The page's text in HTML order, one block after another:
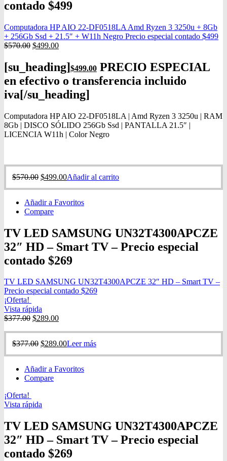
contado $499
Computadora HP AIO 22-DF0518LA Amd Ryzen 3 3250u + 8Gb
+ 256Gb Ssd + 21.5″ + W11h Negro Precio especial contado $499
$570.00 $499.00
[su_heading]$499.00 PRECIO ESPECIAL
en efectivo o transferencia incluido
iva[/su_heading]
Computadora HP AIO 22-DF0518LA | Amd Ryzen 3 3250u | RAM
8Gb | DISCO SÓLIDO 256Gb Ssd | PANTALLA 21.5″ |
LICENCIA W11h | Color Negro
$570.00 $499.00Añadir al carrito
Añadir a Favoritos
Compare
TV LED SAMSUNG UN32T4300APCZE
32″ HD – Smart TV – Precio especial
contado $269
TV LED SAMSUNG UN32T4300APCZE 32″ HD – Smart TV –
Precio especial contado $269
¡Oferta!
Vista rápida
$377.00 $289.00
$377.00 $289.00Leer más
Añadir a Favoritos
Compare
¡Oferta!
Vista rápida
TV LED SAMSUNG UN32T4300APCZE
32″ HD – Smart TV – Precio especial
contado $269